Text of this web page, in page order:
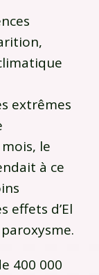
extrêmes
le
à ce
effets d’El
400 000